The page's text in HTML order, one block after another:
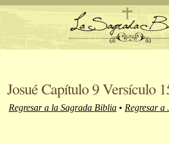
Josué Capítulo 9 Versículo
Regresar a la Sagrada Biblia • Regresar a